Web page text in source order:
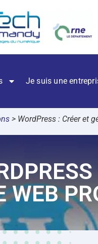
Je suis une
> WordPress : Créer et
WEB